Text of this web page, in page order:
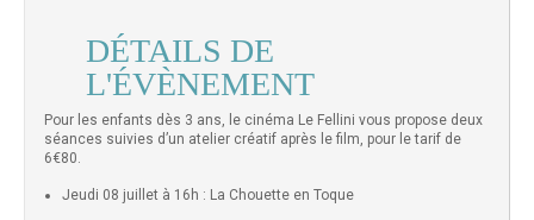
DÉTAILS DE
L'ÉVÈNEMENT
Pour les enfants dès 3 ans, le cinéma Le Fellini vous propose deux
séances suivies d’un atelier créatif après le film, pour le tarif de
6€80.
Jeudi 08 juillet à 16h : La Chouette en Toque